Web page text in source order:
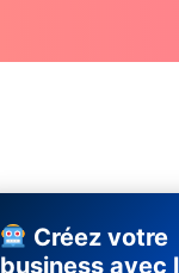
Créez votre
business avec